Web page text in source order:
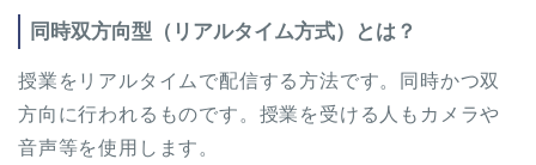
同時双方向型（リアルタイム方式）とは？
授業をリアルタイムで配信する方法です。同時かつ双
方向に行われるものです。授業を受ける人もカメラや
音声等を使用します。